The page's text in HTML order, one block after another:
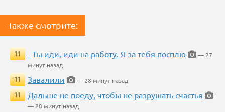
Также смотрите:
11 - Ты иди, иди на работу. Я за тебя посплю
— 27
минут назад
11
Завалили
— 28 минут назад
11
Дальше не поеду, чтобы не разрушать счастья
— 28 минут назад